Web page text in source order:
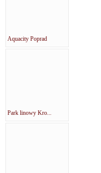
Aquacity Poprad
Park linowy Kro...